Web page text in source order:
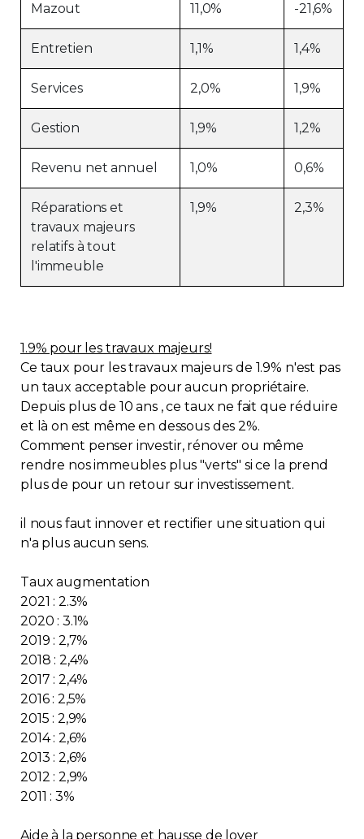
Mazout 11,0% -21,6%
Entretien 1,1% 1,4%
Services 2,0% 1,9%
Gestion 1,9% 1,2%
Revenu net annuel 1,0% 0,6%
Réparations et
travaux majeurs
relatifs à tout
l'immeuble
1,9% 2,3%
1.9% pour les travaux majeurs!
Ce taux pour les travaux majeurs de 1.9% n'est pas
un taux acceptable pour aucun propriétaire.
Depuis plus de 10 ans , ce taux ne fait que réduire
et là on est même en dessous des 2%.
Comment penser investir, rénover ou même
rendre nos immeubles plus "verts" si ce la prend
plus de pour un retour sur investissement.
il nous faut innover et rectifier une situation qui
n'a plus aucun sens.
Taux augmentation
2021 : 2.3%
2020 : 3.1%
2019 : 2,7%
2018 : 2,4%
2017 : 2,4%
2016 : 2,5%
2015 : 2,9%
2014 : 2,6%
2013 : 2,6%
2012 : 2,9%
2011 : 3%
Aide à la personne et hausse de loyer